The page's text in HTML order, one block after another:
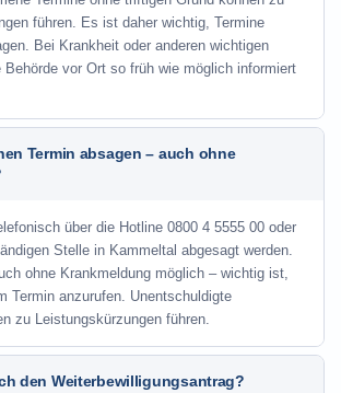
führen. Es ist daher wichtig, Termine
Bei Krankheit oder anderen wichtigen
Behörde vor Ort so früh wie möglich informiert
Termin absagen – auch ohne
über die Hotline 0800 4 5555 00 oder
Stelle in Kammeltal abgesagt werden.
ohne Krankmeldung möglich – wichtig ist,
Termin anzurufen. Unentschuldigte
zu Leistungskürzungen führen.
den Weiterbewilligungsantrag?